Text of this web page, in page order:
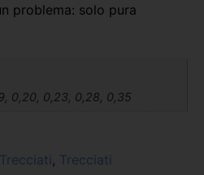
problema: solo pura
0,20, 0,23, 0,28, 0,35
, Trecciati